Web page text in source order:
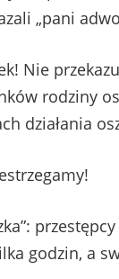
„pani
Nie
rodziny
działania
godzin, a